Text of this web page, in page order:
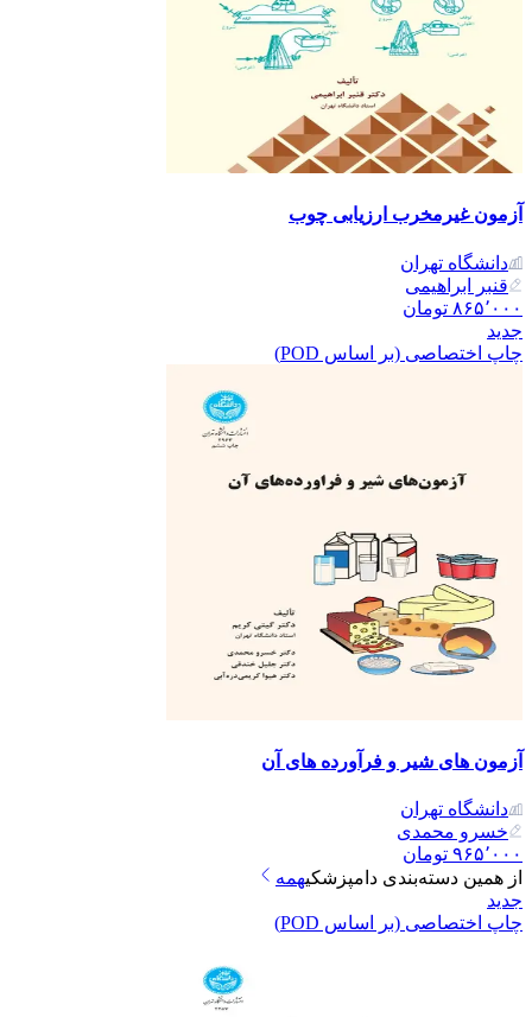
آزمون غیرمخرب ارزیابی چوب
دانشگاه تهران
قنبر ابراهیمی
۸۶۵٬۰۰۰ تومان
جدید
چاپ اختصاصی (بر اساس POD)
آزمون های شیر و فرآورده های آن
دانشگاه تهران
خسرو محمدی
۹۶۵٬۰۰۰ تومان
از همین دسته‌بندی دامپزشکیهمه
جدید
چاپ اختصاصی (بر اساس POD)